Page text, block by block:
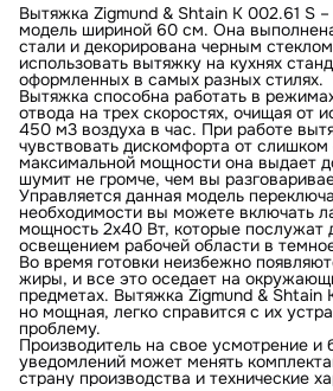
Вытяжка Zigmund & Shtain K 002.61 S
модель шириной 60 см. Она
стали и декорирована черным
использовать вытяжку на кухнях
оформленных в самых разных стилях.
Вытяжка способна работать в
отвода на трех скоростях, очищая от
450 м3 воздуха в час. При работе
чувствовать дискомфорта от
максимальной мощности она выдает
шумит не громче, чем вы
Управляется данная модель
необходимости вы можете включать
мощность 2х40 Вт, которые послужат
освещением рабочей области в
Во время готовки неизбежно
жиры, и все это оседает на
предметах. Вытяжка Zigmund & Shtain
но мощная, легко справится с их
проблему.
Производитель на свое усмотрение и
уведомлений может менять
страну производства и технические